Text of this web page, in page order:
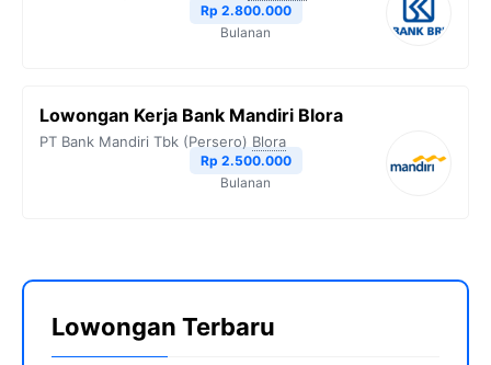
Rp 2.800.000
Bulanan
Lowongan Kerja Bank Mandiri Blora
PT Bank Mandiri Tbk (Persero) Blora
Rp 2.500.000
Bulanan
Lowongan Terbaru